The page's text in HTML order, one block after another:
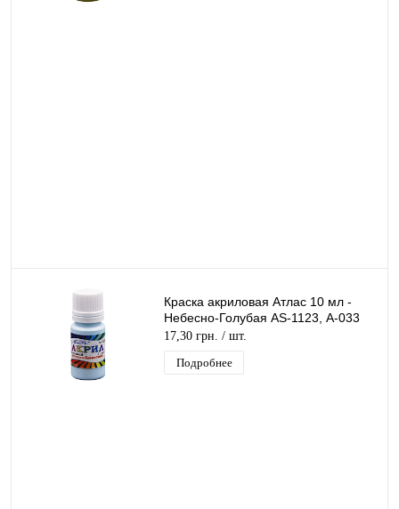
Краска акриловая Атлас 10 мл -
Небесно-Голубая AS-1123, А-033
17,30 грн. / шт.
Подробнее